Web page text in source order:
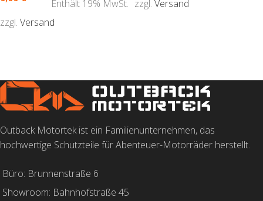
Enthält 19% MwSt.
zzgl. Versand
zzgl. Versand
Outback Motortek ist ein Familienunternehmen, das
hochwertige Schutzteile für Abenteuer-Motorräder herstellt.
Büro: Brunnenstraße 6
Showroom: Bahnhofstraße 45